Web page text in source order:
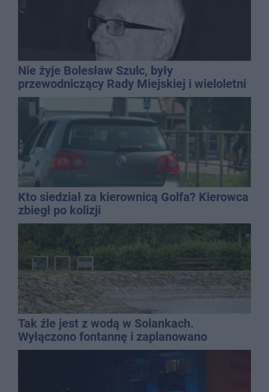
Nie żyje Bolesław Szulc, były
przewodniczący Rady Miejskiej i wieloletni
dyrektor SP 14
Kto siedział za kierownicą Golfa? Kierowca
zbiegł po kolizji
Tak źle jest z wodą w Solankach.
Wyłączono fontannę i zaplanowano
dolewkę